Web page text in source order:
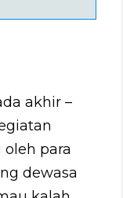
akhir –
para
dewasa